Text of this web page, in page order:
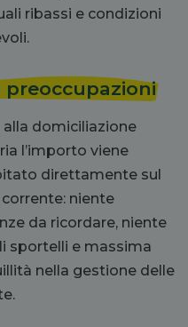
ribassi e condizioni
preoccupazioni
alla domiciliazione
l’importo viene
direttamente sul
niente
da ricordare, niente
sportelli e massima
nella gestione delle